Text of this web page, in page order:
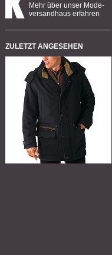
Mehr über unser Mode-
versandhaus erfahren
ZULETZT ANGESEHEN